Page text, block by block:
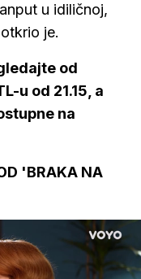
u idiličnoj,
je.
od
u od 21.15, a
na
'BRAKA NA